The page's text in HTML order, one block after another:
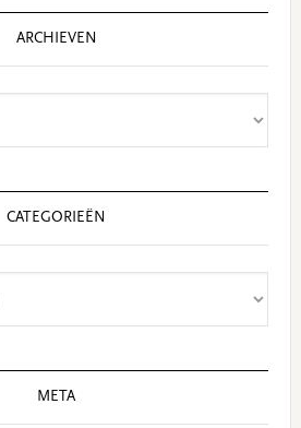
ARCHIEVEN
CATEGORIEËN
META